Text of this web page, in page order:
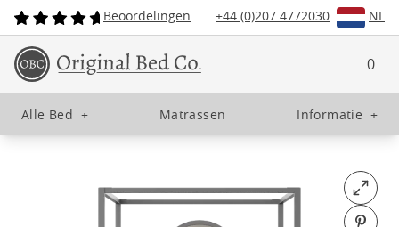
Beoordelingen +44 (0)207 4772030 NL
0
Alle Bed + Matrassen Informatie +
Open